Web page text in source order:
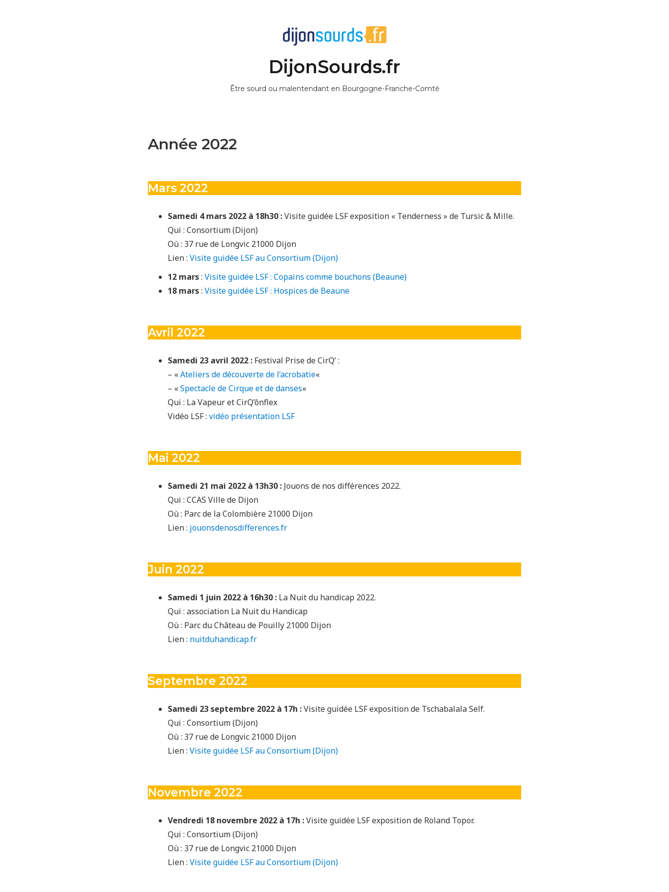
DijonSourds.fr
Être sourd ou malentendant en Bourgogne-Franche-Comté
Année 2022
Mars 2022
Samedi 4 mars 2022 à 18h30 :Visite guidée LSF exposition « Tenderness » de Tursic & Mille.
Qui : Consortium (Dijon)
Où : 37 rue de Longvic 21000 Dijon
Lien : Visite guidée LSF au Consortium (Dijon)
12 mars: Visite guidée LSF : Copains comme bouchons (Beaune)
18 mars: Visite guidée LSF : Hospices de Beaune
Avril 2022
Samedi 23 avril 2022 : Festival Prise de CirQ’ :
– «Ateliers de découverte de l’acrobatie«
– «Spectacle de Cirque et de danses«
Qui : La Vapeur et CirQ’ônflex
Vidéo LSF : vidéo présentation LSF
Mai 2022
Samedi 21 mai 2022 à 13h30 : Jouons de nos différences 2022.
Qui : CCAS Ville de Dijon
Où : Parc de la Colombière 21000 Dijon
Lien : jouonsdenosdifferences.fr
Juin 2022
Samedi 1 juin 2022 à 16h30 : La Nuit du handicap 2022.
Qui : association La Nuit du Handicap
Où : Parc du Château de Pouilly 21000 Dijon
Lien : nuitduhandicap.fr
Septembre 2022
Samedi 23 septembre 2022 à 17h :Visite guidée LSF exposition de Tschabalala Self.
Qui : Consortium (Dijon)
Où : 37 rue de Longvic 21000 Dijon
Lien : Visite guidée LSF au Consortium (Dijon)
Novembre 2022
Vendredi 18 novembre 2022 à 17h :Visite guidée LSF exposition de Roland Topor.
Qui : Consortium (Dijon)
Où : 37 rue de Longvic 21000 Dijon
Lien : Visite guidée LSF au Consortium (Dijon)